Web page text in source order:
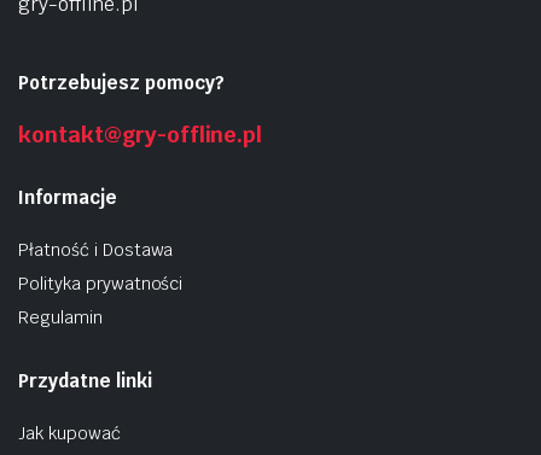
Potrzebujesz pomocy?
kontakt@gry-offline.pl
Informacje
Płatność i Dostawa
Polityka prywatności
Regulamin
Przydatne linki
Jak kupować